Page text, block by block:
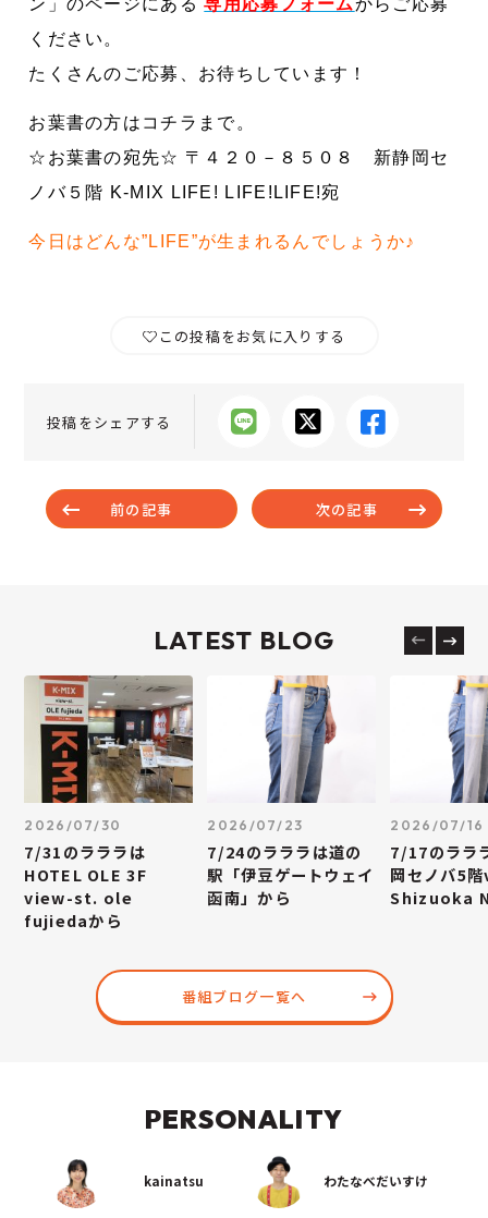
ン」のページにある専用応募フォームからご応募
ください。
たくさんのご応募、お待ちしています！
お葉書の方はコチラまで。
☆お葉書の宛先☆ 〒４２０－８５０８ 新静岡セ
ノバ５階 K-MIX LIFE! LIFE!LIFE!宛
今日はどんな”LIFE”が生まれるんでしょうか♪
この投稿をお気に入りする
投稿をシェアする
前の記事 次の記事
LATEST BLOG
2026/07/30
7/31のラララは
HOTEL OLE 3F
view-st. ole
fujiedaから
2026/07/23
7/24のラララは道の
駅「伊豆ゲートウェイ
函南」から
2026/07/16
7/17のララ
岡セノバ5
Shizuoka
番組ブログ一覧へ
PERSONALITY
kainatsu わたなべだいすけ